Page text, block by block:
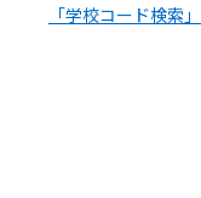
「学校コード検索」